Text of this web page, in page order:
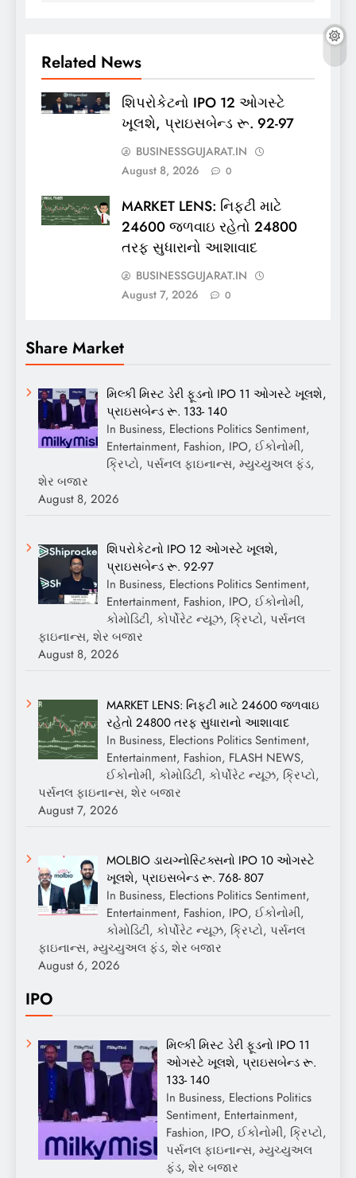
Related News
શિપરોકેટનો IPO 12 ઓગસ્ટે
ખૂલશે, પ્રાઇસબેન્ડ રૂ. 92-97
BUSINESSGUJARAT.IN
August 8, 2026
0
MARKET LENS: નિફ્ટી માટે
24600 જળવાઇ રહેતો 24800
તરફ સુધારાનો આશાવાદ
BUSINESSGUJARAT.IN
August 7, 2026
0
Share Market
મિલ્કી મિસ્ટ ડેરી ફૂડનો IPO 11 ઓગસ્ટે ખૂલશે,
પ્રાઇસબેન્ડ રૂ. 133- 140
In Business, Elections Politics Sentiment,
Entertainment, Fashion, IPO, ઈકોનોમી,
ક્રિપ્ટો, પર્સનલ ફાઇનાન્સ, મ્યુચ્યુઅલ ફંડ,
શેર બજાર
August 8, 2026
શિપરોકેટનો IPO 12 ઓગસ્ટે ખૂલશે,
પ્રાઇસબેન્ડ રૂ. 92-97
In Business, Elections Politics Sentiment,
Entertainment, Fashion, IPO, ઈકોનોમી,
કોમોડિટી, કોર્પોરેટ ન્યૂઝ, ક્રિપ્ટો, પર્સનલ
ફાઇનાન્સ, શેર બજાર
August 8, 2026
MARKET LENS: નિફ્ટી માટે 24600 જળવાઇ
રહેતો 24800 તરફ સુધારાનો આશાવાદ
In Business, Elections Politics Sentiment,
Entertainment, Fashion, FLASH NEWS,
ઈકોનોમી, કોમોડિટી, કોર્પોરેટ ન્યૂઝ, ક્રિપ્ટો,
પર્સનલ ફાઇનાન્સ, શેર બજાર
August 7, 2026
MOLBIO ડાયગ્નોસ્ટિક્સનો IPO 10 ઓગસ્ટે
ખૂલશે, પ્રાઇસબેન્ડ રૂ. 768- 807
In Business, Elections Politics Sentiment,
Entertainment, Fashion, IPO, ઈકોનોમી,
કોમોડિટી, કોર્પોરેટ ન્યૂઝ, ક્રિપ્ટો, પર્સનલ
ફાઇનાન્સ, મ્યુચ્યુઅલ ફંડ, શેર બજાર
August 6, 2026
IPO
મિલ્કી મિસ્ટ ડેરી ફૂડનો IPO 11
ઓગસ્ટે ખૂલશે, પ્રાઇસબેન્ડ રૂ.
133- 140
In Business, Elections Politics
Sentiment, Entertainment,
Fashion, IPO, ઈકોનોમી, ક્રિપ્ટો,
પર્સનલ ફાઇનાન્સ, મ્યુચ્યુઅલ
ફંડ, શેર બજાર